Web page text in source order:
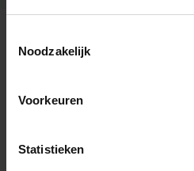
Noodzakelijk
Voorkeuren
Statistieken
Algemene informatie